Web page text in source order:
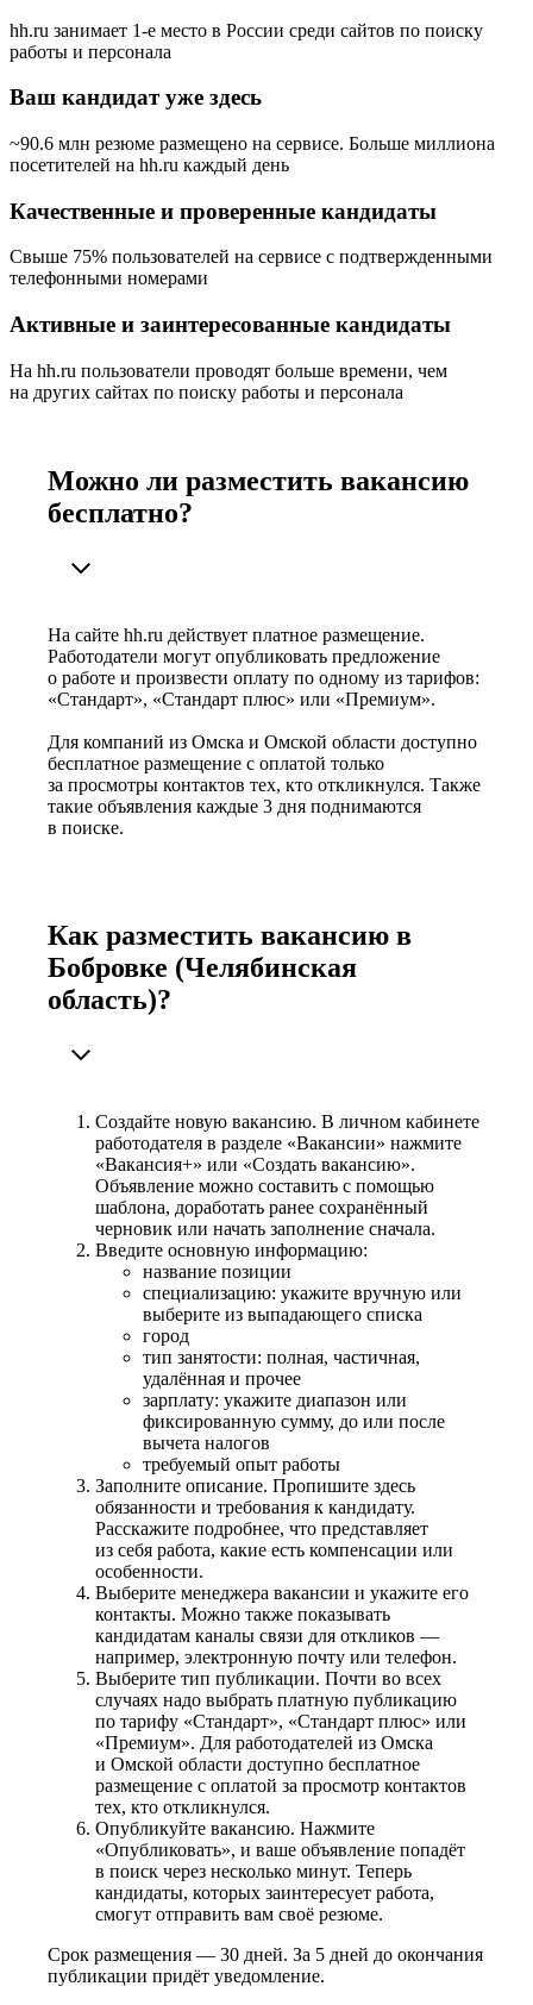
hh.ru занимает 1-е место в России среди сайтов по поиску
работы и персонала
Ваш кандидат уже здесь
~90.6 млн резюме размещено на сервисе. Больше миллиона
посетителей на hh.ru каждый день
Качественные и проверенные кандидаты
Свыше 75% пользователей на сервисе с подтвержденными
телефонными номерами
Активные и заинтересованные кандидаты
На hh.ru пользователи проводят больше времени, чем
на других сайтах по поиску работы и персонала
Можно ли разместить вакансию
бесплатно?
На сайте hh.ru действует платное размещение.
Работодатели могут опубликовать предложение
о работе и произвести оплату по одному из тарифов:
«Стандарт», «Стандарт плюс» или «Премиум».
Для компаний из Омска и Омской области доступно
бесплатное размещение с оплатой только
за просмотры контактов тех, кто откликнулся. Также
такие объявления каждые 3 дня поднимаются
в поиске.
Как разместить вакансию в
Бобровке (Челябинская
область)?
Создайте новую вакансию. В личном кабинете
работодателя в разделе «Вакансии» нажмите
«Вакансия+» или «Создать вакансию».
Объявление можно составить с помощью
шаблона, доработать ранее сохранённый
черновик или начать заполнение сначала.
Введите основную информацию:
название позиции
специализацию: укажите вручную или
выберите из выпадающего списка
город
тип занятости: полная, частичная,
удалённая и прочее
зарплату: укажите диапазон или
фиксированную сумму, до или после
вычета налогов
требуемый опыт работы
Заполните описание. Пропишите здесь
обязанности и требования к кандидату.
Расскажите подробнее, что представляет
из себя работа, какие есть компенсации или
особенности.
Выберите менеджера вакансии и укажите его
контакты. Можно также показывать
кандидатам каналы связи для откликов —
например, электронную почту или телефон.
Выберите тип публикации. Почти во всех
случаях надо выбрать платную публикацию
по тарифу «Стандарт», «Стандарт плюс» или
«Премиум». Для работодателей из Омска
и Омской области доступно бесплатное
размещение с оплатой за просмотр контактов
тех, кто откликнулся.
Опубликуйте вакансию. Нажмите
«Опубликовать», и ваше объявление попадёт
в поиск через несколько минут. Теперь
кандидаты, которых заинтересует работа,
смогут отправить вам своё резюме.
Срок размещения — 30 дней. За 5 дней до окончания
публикации придёт уведомление.